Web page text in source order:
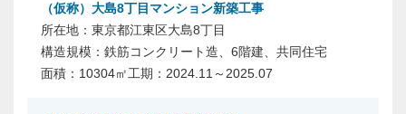
（仮称）大島8丁目マンション新築工事
東京都江東区大島8丁目
鉄筋コンクリート造、6階建、共同住宅
10304㎡
2024.11～2025.07